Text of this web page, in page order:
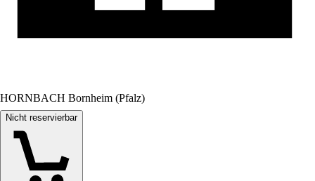
HORNBACH Bornheim (Pfalz)
Nicht reservierbar